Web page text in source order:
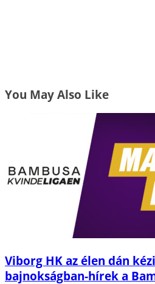
You May Also Like
Viborg HK az élen dán
bajnokságban-hírek a